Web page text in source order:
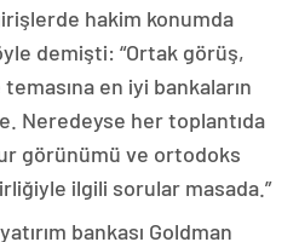
hakim konumda
demişti: “Ortak görüş,
en iyi bankaların
Neredeyse her toplantıda
görünümü ve ortodoks
ilgili sorular masada.”
bankası Goldman